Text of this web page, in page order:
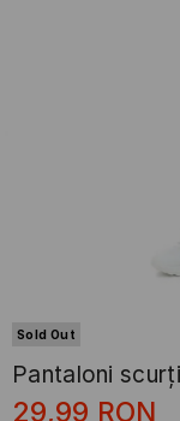
Sold Out
Pantaloni
29,99 RON